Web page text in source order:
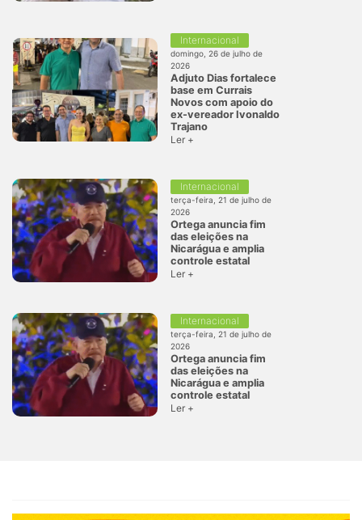
Internacional
domingo, 26 de julho de
2026
Adjuto Dias fortalece
base em Currais
Novos com apoio do
ex-vereador Ivonaldo
Trajano
Ler +
Internacional
terça-feira, 21 de julho de
2026
Ortega anuncia fim
das eleições na
Nicarágua e amplia
controle estatal
Ler +
Internacional
terça-feira, 21 de julho de
2026
Ortega anuncia fim
das eleições na
Nicarágua e amplia
controle estatal
Ler +